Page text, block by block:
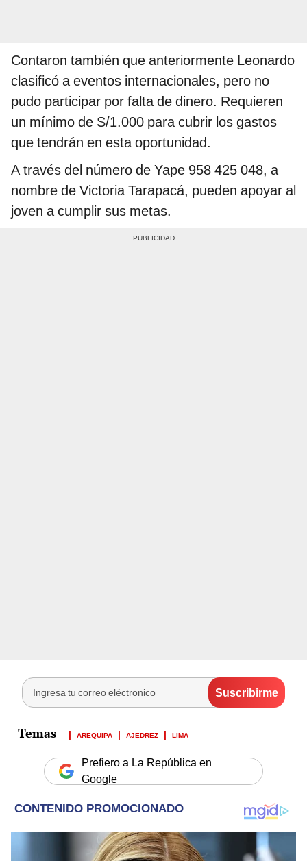
Contaron también que anteriormente Leonardo
clasificó a eventos internacionales, pero no
pudo participar por falta de dinero. Requieren
un mínimo de S/1.000 para cubrir los gastos
que tendrán en esta oportunidad.
A través del número de Yape 958 425 048, a
nombre de Victoria Tarapacá, pueden apoyar al
joven a cumplir sus metas.
AREQUIPA AJEDREZ LIMA
Prefiero a La República en
Google